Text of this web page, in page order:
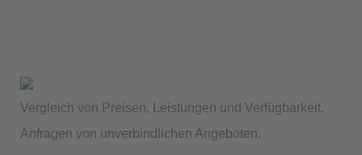
Vergleich von Preisen, Leistungen und Verfügbarkeit.
Anfragen von unverbindlichen Angeboten.